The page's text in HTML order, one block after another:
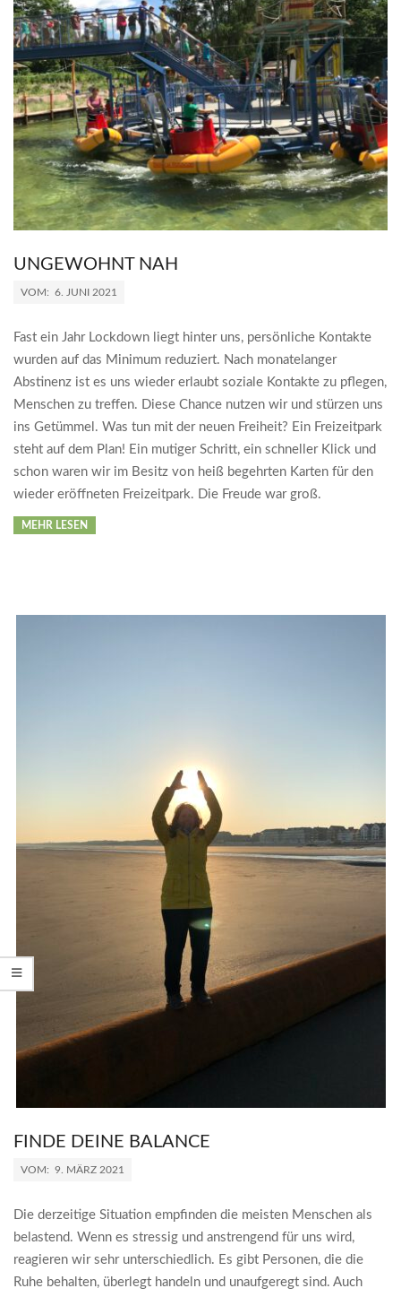
UNGEWOHNT NAH
2021-
06
VOM: 6. JUNI 2021
Fast ein Jahr Lockdown liegt hinter uns, persönliche Kontakte
wurden auf das Minimum reduziert. Nach monatelanger
Abstinenz ist es uns wieder erlaubt soziale Kontakte zu pflegen,
Menschen zu treffen. Diese Chance nutzen wir und stürzen uns
ins Getümmel. Was tun mit der neuen Freiheit? Ein Freizeitpark
steht auf dem Plan! Ein mutiger Schritt, ein schneller Klick und
schon waren wir im Besitz von heiß begehrten Karten für den
wieder eröffneten Freizeitpark. Die Freude war groß.
MEHR LESEN
FINDE DEINE BALANCE
2021-
09
VOM: 9. MÄRZ 2021
Die derzeitige Situation empfinden die meisten Menschen als
belastend. Wenn es stressig und anstrengend für uns wird,
reagieren wir sehr unterschiedlich. Es gibt Personen, die die
Ruhe behalten, überlegt handeln und unaufgeregt sind. Auch